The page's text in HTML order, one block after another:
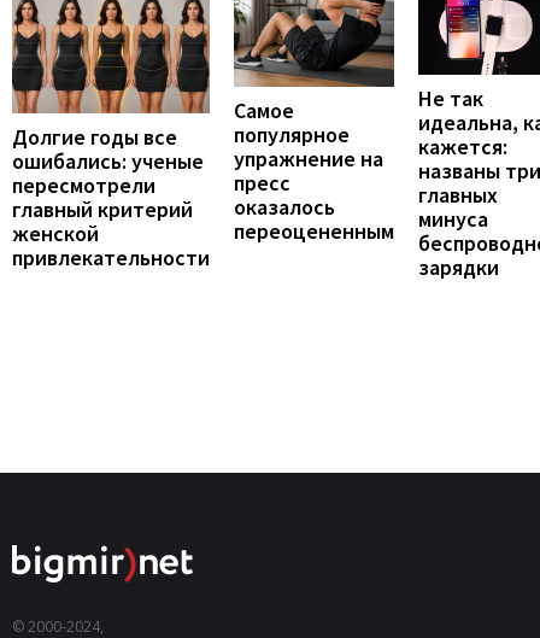
Долгие годы все
ошибались: ученые
пересмотрели
главный критерий
женской
привлекательности
Самое
популярное
упражнение на
пресс
оказалось
переоцененным
Не так
идеальна,
кажется:
названы три
главных
минуса
зарядки
© 2000-2024,